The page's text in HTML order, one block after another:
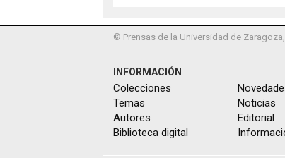
© Prensas de la Universidad de
INFORMACIÓN
Colecciones
Temas
Autores
Biblioteca digital
Noticias
Editorial